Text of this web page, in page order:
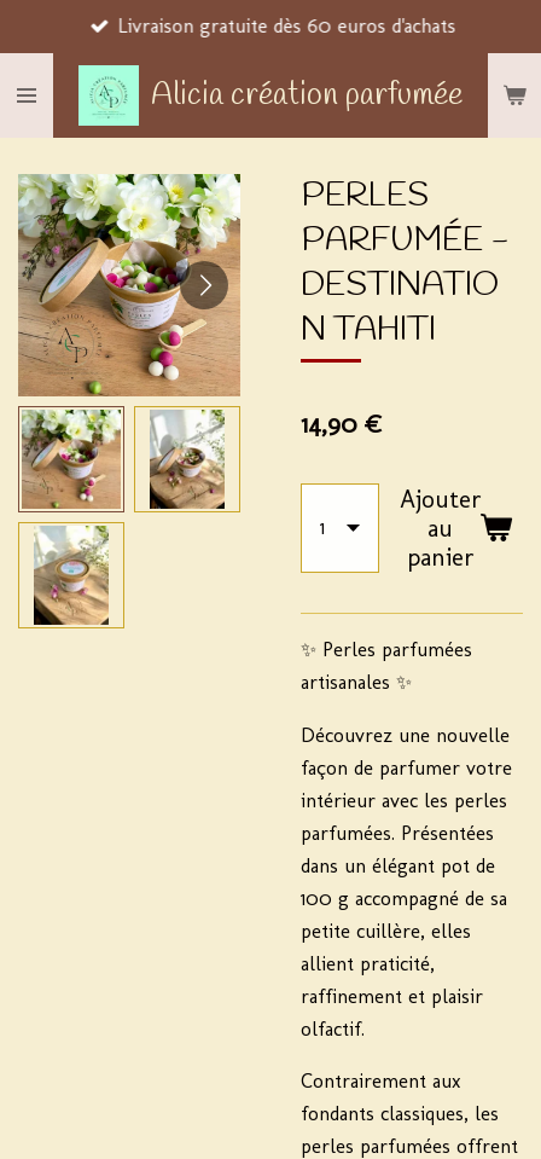
au
contenu
principal
Alicia création parfumée
Livraison gratuite dès 60 euros d'achats
PERLES
PARFUMÉE -
DESTINATIO
N TAHITI
14,90 €
Ajouter
au
panier
✨ Perles parfumées
artisanales ✨
Découvrez une nouvelle
façon de parfumer votre
intérieur avec les perles
parfumées. Présentées
dans un élégant pot de
100 g accompagné de sa
petite cuillère, elles
allient praticité,
raffinement et plaisir
olfactif.
Contrairement aux
fondants classiques, les
perles parfumées offrent